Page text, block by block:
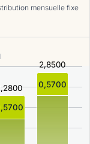
mensuelle fixe
2,8500
0,5700